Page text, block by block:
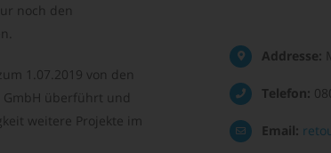
noch den
1.07.2019 von den
überführt und
weitere Projekte im
Addresse:
Telefon:
Email: